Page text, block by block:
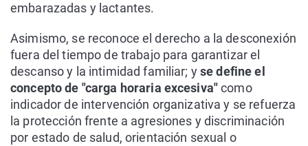
embarazadas y lactantes.
Asimismo, se reconoce el derecho a la desconexión
fuera del tiempo de trabajo para garantizar el
descanso y la intimidad familiar; yse define el
concepto de "carga horaria excesiva"como
indicador de intervención organizativa y se refuerza
la protección frente a agresiones y discriminación
por estado de salud, orientación sexual o